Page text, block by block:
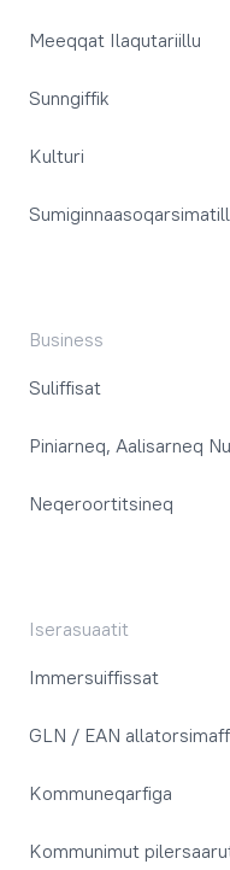
Meeqqat Ilaqutariillu
Sunngiffik
Kulturi
Business
Suliffisat
Piniarneq, Aalisarneq
Neqeroortitsineq
Iserasuaatit
Immersuiffissat
GLN / EAN
Kommuneqarfiga
Kommunimut